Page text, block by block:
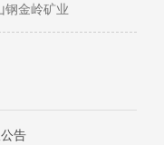
钢金岭矿业
告